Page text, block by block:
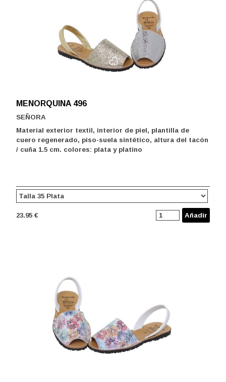
MENORQUINA 496
SEÑORA
Material exterior textil, interior de piel, plantilla de
cuero regenerado, piso-suela sintético, altura del tacón
/ cuña 1.5 cm. colores: plata y platino
23.95 € Añadir